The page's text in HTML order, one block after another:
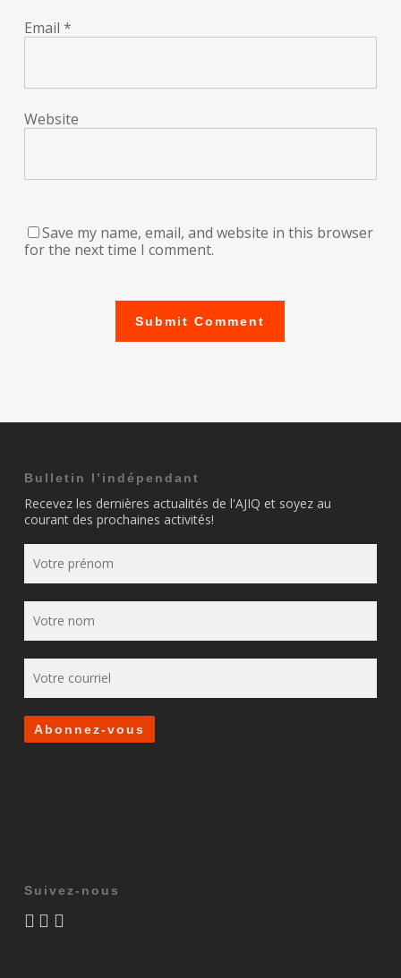
Email *
Website
Save my name, email, and website in this browser
for the next time I comment.
Bulletin l’indépendant
Recevez les dernières actualités de l'AJIQ et soyez au
courant des prochaines activités!
Suivez-nous